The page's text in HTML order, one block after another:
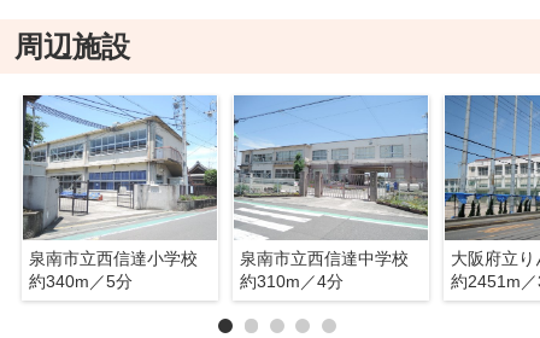
周辺施設
泉南市立西信達小学校
約340m／5分
泉南市立西信達中学校
約310m／4分
約2451m